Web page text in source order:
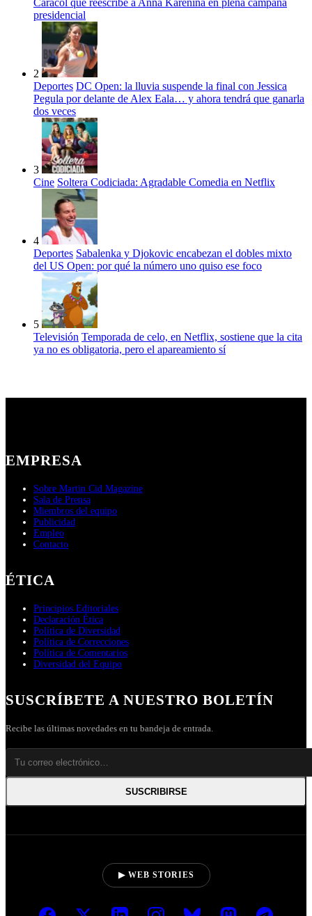
Caracol que reescribe a Anna Karénina en plena campaña
presidencial
2
Deportes DC Open: la lluvia suspende la final con Jessica
Pegula por delante de Alex Eala… y ahora tendrá que ganarla
dos veces
3
Cine Soltera Codiciada: Agradable Comedia en Netflix
4
Deportes Sabalenka y Djokovic encabezan el dobles mixto
del US Open: por qué la número uno quiso ese foco
5
Televisión Temporada de celo, en Netflix, sostiene que la cita
ya no es obligatoria, pero el apareamiento sí
EMPRESA
Sobre Martin Cid Magazine
Sala de Prensa
Miembros del equipo
Publicidad
Empleo
Contacto
ÉTICA
Principios Editoriales
Declaración Ética
Política de Diversidad
Política de Correcciones
Política de Comentarios
Diversidad del Equipo
SUSCRÍBETE A NUESTRO BOLETÍN
Recibe las últimas novedades en tu bandeja de entrada.
SUSCRIBIRSE
▶ WEB STORIES